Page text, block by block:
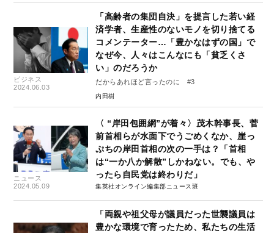
ビジネス
2024.06.03
「高齢者の集団自決」を提言した若い経
済学者、生産性のないモノを切り捨てる
コメンテーター…「豊かなはずの国」で
なぜ今、人々はこんなにも「貧乏くさ
い」のだろうか
だからあれほど言ったのに #3
内田樹
ニュース
2024.05.09
〈 “岸田包囲網”が着々〉茂木幹事長、菅
前首相らが水面下でうごめくなか、崖っ
ぷちの岸田首相の次の一手は？「首相
は“一か八か解散”しかねない。でも、や
ったら自民党は終わりだ」
集英社オンライン編集部ニュース班
「両親や祖父母が議員だった世襲議員は
豊かな環境で育ったため、私たちの生活